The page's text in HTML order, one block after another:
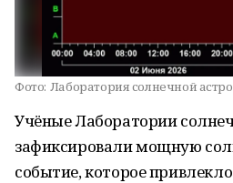
Фото: Лаборатория солнечной
Учёные Лаборатории
зафиксировали мощную
событие, которое